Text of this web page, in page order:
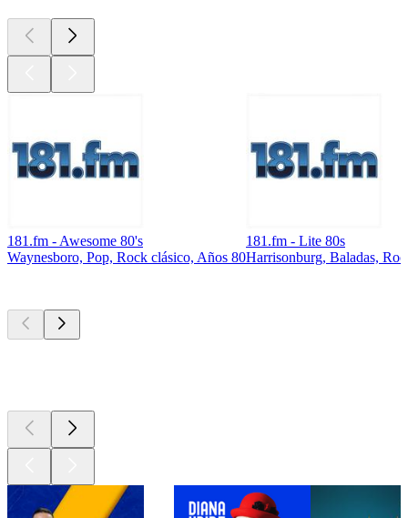
181.fm - Awesome 80's
Waynesboro, Pop, Rock clásico, Años 80
181.fm - Lite 80s
Harrisonburg, Baladas,